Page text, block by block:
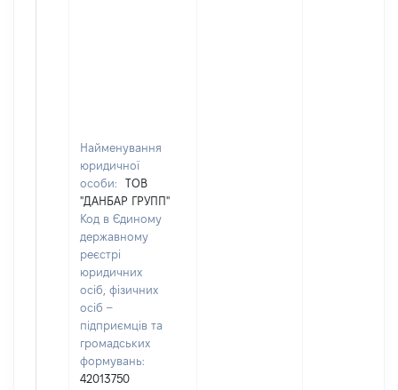
Найменування
юридичної
особи:
ТОВ
"ДАНБАР ГРУПП"
Код в Єдиному
державному
реєстрі
юридичних
осіб, фізичних
осіб –
підприємців та
громадських
формувань:
42013750